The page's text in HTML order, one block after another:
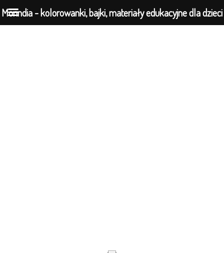
Morindia - kolorowanki, bajki, materiały edukacyjne dla dzieci